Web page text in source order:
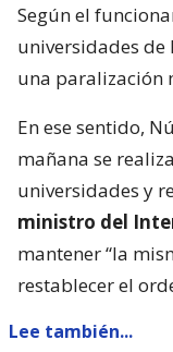
Según el
universidades
una paralización
En ese sentido,
mañana se
universidades y
ministro del
mantener “la
restablecer el
Lee también...